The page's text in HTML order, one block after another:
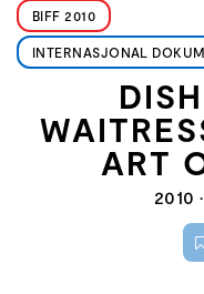
BIFF 2010
INTERNASJONAL
ART
2010